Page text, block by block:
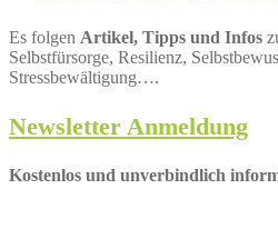
Es folgen Artikel, Tipps und Infos
Selbstfürsorge, Resilienz,
Stressbewältigung….
Newsletter Anmeldung
Kostenlos und unverbindlich